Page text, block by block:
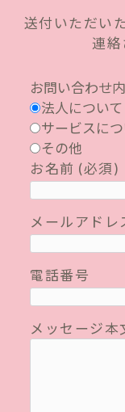
送付いただい
連絡
お問い合わせ
法人について
サービスに
その他
お名前 (必須)
メールアドレ
電話番号
メッセージ本